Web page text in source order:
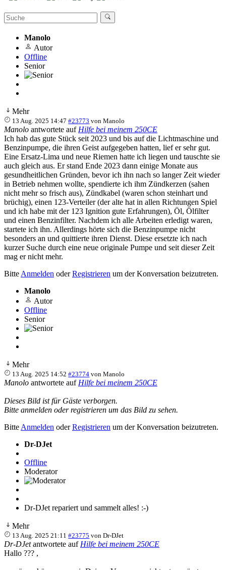
Manolo
Autor
Offline
Senior
Mehr
13 Aug. 2025 14:47 #23773 vonManolo
Manolo antwortete auf Hilfe bei meinem 250CE
Ich hab das gute Stück seit 2023 und bis auf die Lichtmaschine und
Benzinpumpe, die ihren Geist aufgegeben hatten, lief er sehr gut.
Eine Ersatz-Lima und neue Riemen hatte ich liegen und tauschte sie
auch gleich aus. Er stand Ende 2023 dann einige Monate aus
gesundheitlichen Gründen, bevor ich ihn nach so langer Zeit wieder
in Betrieb nehmen wollte, spendierte ich ihm Zündkerzen (sahen
nicht mehr so frisch aus), Zündkabel (waren schon steinhart und
brüchig), einen 123-Verteiler (der alte hat in allen Richtungen Spiel
und ich habe mit der 123 Ignition gute Erfahrungen), Öl, Ölfilter
und einen Benzinfilter. Nachdem ich alle Arbeiten erledigt waren,
startete ich ihn. Allerdings hörte sich die Benzinpumpe nicht
besonders an und quittierte ihren Dienst. Diese ersetzte ich nach
kurzer Suche durch eine neue originale Pumpe und seit dieser Zeit
mag er nicht mehr.
Bitte Anmelden oderRegistrieren um der Konversation beizutreten.
Manolo
Autor
Offline
Senior
Mehr
13 Aug. 2025 14:52 #23774 vonManolo
Manolo antwortete auf Hilfe bei meinem 250CE
Dieses Bild ist für Gäste verborgen.
Bitte anmelden oder registrieren um das Bild zu sehen.
Bitte Anmelden oderRegistrieren um der Konversation beizutreten.
Dr-DJet
Offline
Moderator
Dr-DJet repariert und sammelt alles! :-)
Mehr
13 Aug. 2025 21:11 #23775 vonDr-DJet
Dr-DJetantwortete auf Hilfe bei meinem 250CE
Hallo ??? ,